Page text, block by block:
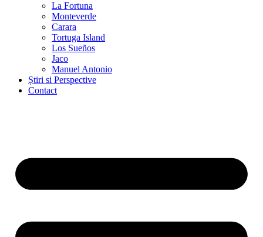
La Fortuna
Monteverde
Carara
Tortuga Island
Los Sueños
Jaco
Manuel Antonio
Știri si Perspective
Contact